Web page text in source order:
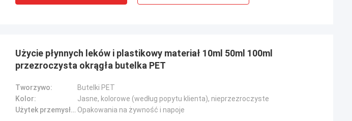
Użycie płynnych leków i plastikowy materiał 10ml 50ml 100ml
przezroczysta okrągła butelka PET
Tworzywo:
Butelki PET
Kolor:
Jasne, kolorowe (według popytu klienta), nieprzezroczyste
Użytek przemysłowy:: Opakowania na żywność i napoje